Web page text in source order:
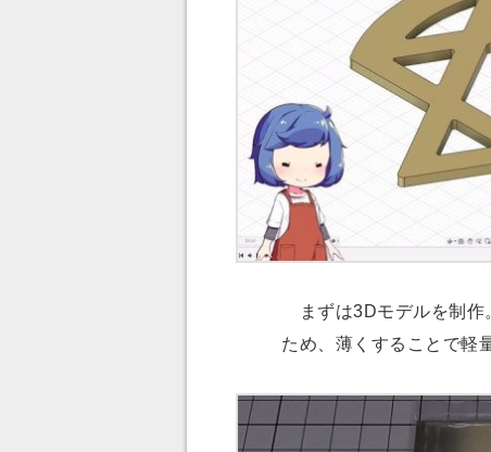
まずは3Dモデルを制作
ため、薄くすることで軽